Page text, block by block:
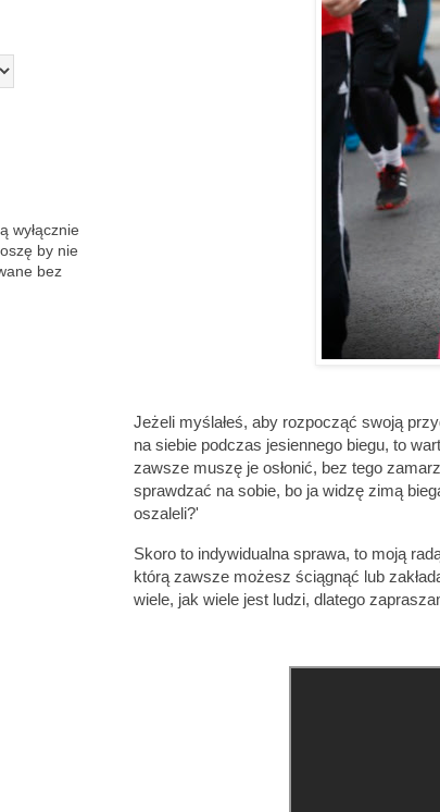
Jeżeli myślałeś, aby rozpocząć swoją
na siebie podczas jesiennego biegu, to
zawsze muszę je osłonić, bez tego
sprawdzać na sobie, bo ja widzę zimą
oszaleli?'
Skoro to indywidualna sprawa, to moją
którą zawsze możesz ściągnąć lub
wiele, jak wiele jest ludzi, dlatego
wyłącznie
by nie
bez